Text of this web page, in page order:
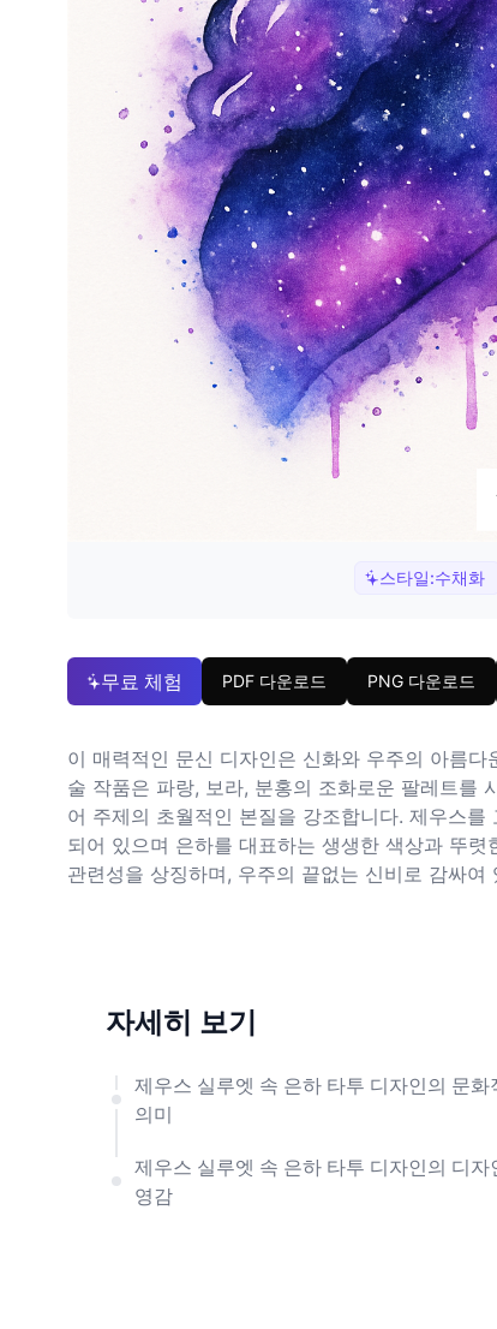
스타일:수채화
무료 체험 PDF 다운로드 PNG 다운로드
이 매력적인 문신 디자인은 신화와 우주의 아름
술 작품은 파랑, 보라, 분홍의 조화로운 팔레트를
어 주제의 초월적인 본질을 강조합니다. 제우스
되어 있으며 은하를 대표하는 생생한 색상과 뚜
관련성을 상징하며, 우주의 끝없는 신비로 감싸여
자세히 보기
제우스 실루엣 속 은하 타투 디자인의 문화
의미
제우스 실루엣 속 은하 타투 디자인의 디자
영감